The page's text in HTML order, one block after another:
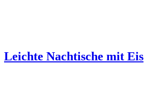
Leichte Nachtische mit Eis